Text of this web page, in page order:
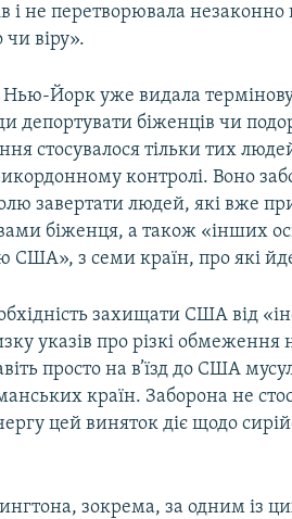
не перетворювала незаконно
віру».
Нью-Йорк уже видала
депортувати біженців чи
стосувалося тільки тих
контролі. Воно
завертати людей, які вже
біженця, а також «інших
США», з семи країн, про які
захищати США від
указів про різкі обмеження
просто на в’їзд до США
країн. Заборона не
цей виняток діє щодо
зокрема, за одним із